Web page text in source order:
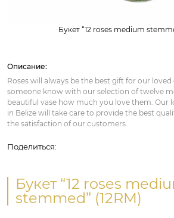
Букет “12 roses medium
Описание:
Roses will always be the best gift for our loved
someone know with our selection of twelve
beautiful vase how much you love them. Our
in Belize will take care to provide the best
the satisfaction of our customers.
Поделиться:
Букет “12 roses
stemmed” (12RM)